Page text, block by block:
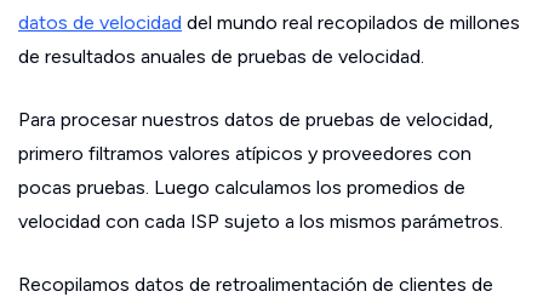
datos de velocidad del mundo real recopilados de millones
de resultados anuales de pruebas de velocidad.
Para procesar nuestros datos de pruebas de velocidad,
primero filtramos valores atípicos y proveedores con
pocas pruebas. Luego calculamos los promedios de
velocidad con cada ISP sujeto a los mismos parámetros.
Recopilamos datos de retroalimentación de clientes de